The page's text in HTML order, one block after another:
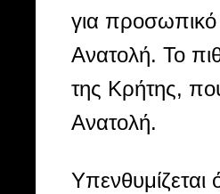
για προσωπικό
Ανατολή. Το
της Κρήτης,
Ανατολή.